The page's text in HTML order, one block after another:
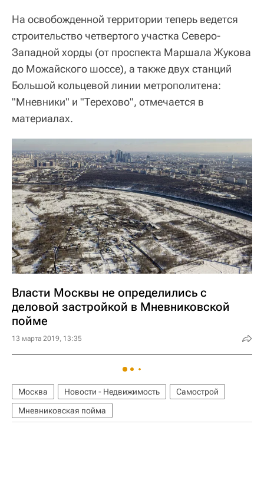
На освобожденной территории теперь ведется
строительство четвертого участка Северо-
Западной хорды (от проспекта Маршала Жукова
до Можайского шоссе), а также двух станций
Большой кольцевой линии метрополитена:
"Мневники" и "Терехово", отмечается в
материалах.
Власти Москвы не определились с
деловой застройкой в Мневниковской
пойме
13 марта 2019, 13:35
Москва Новости - Недвижимость
Самострой
Мневниковская пойма